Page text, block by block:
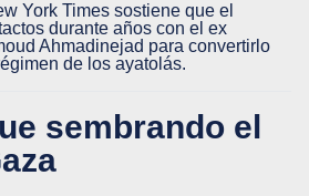
York Times sostiene que el
durante años con el ex
Ahmadinejad para convertirlo
de los ayatolás.
sembrando el